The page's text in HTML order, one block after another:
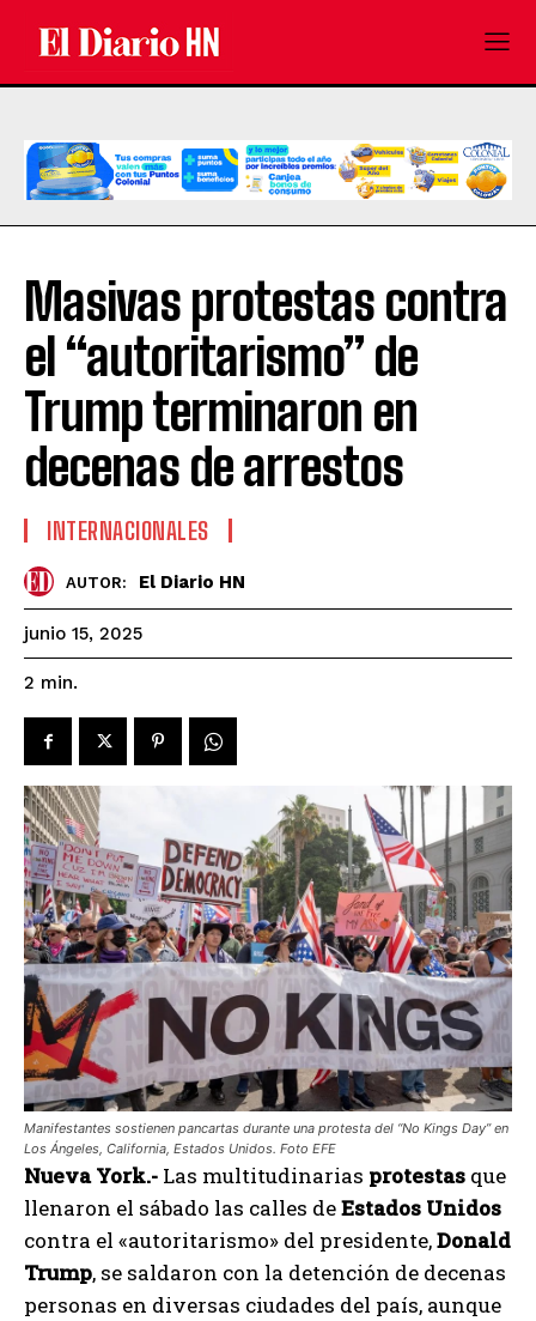
Masivas protestas contra
el “autoritarismo” de
Trump terminaron en
decenas de arrestos
INTERNACIONALES
AUTOR: El Diario HN
junio 15, 2025
2 min.
Manifestantes sostienen pancartas durante una protesta del “No Kings Day” en
Los Ángeles, California, Estados Unidos. Foto EFE
Nueva York.- Las multitudinarias protestas que
llenaron el sábado las calles deEstados Unidos
contra el «autoritarismo» del presidente,Donald
Trump, se saldaron con la detención de decenas
personas en diversas ciudades del país, aunque